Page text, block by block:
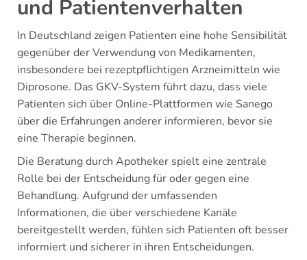
und Patientenverhalten
In Deutschland zeigen Patienten eine hohe Sensibilität
gegenüber der Verwendung von Medikamenten,
insbesondere bei rezeptpflichtigen Arzneimitteln wie
Diprosone. Das GKV-System führt dazu, dass viele
Patienten sich über Online-Plattformen wie Sanego
über die Erfahrungen anderer informieren, bevor sie
eine Therapie beginnen.
Die Beratung durch Apotheker spielt eine zentrale
Rolle bei der Entscheidung für oder gegen eine
Behandlung. Aufgrund der umfassenden
Informationen, die über verschiedene Kanäle
bereitgestellt werden, fühlen sich Patienten oft besser
informiert und sicherer in ihren Entscheidungen.